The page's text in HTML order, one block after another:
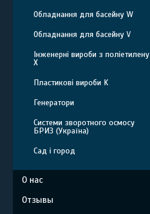
Обладнання для басейну W
Обладнання для басейну V
Інженерні вироби з поліетилену
Х
Пластикові вироби K
Генератори
Системи зворотного осмосу
БРИЗ (Україна)
Сад і город
О нас
Отзывы